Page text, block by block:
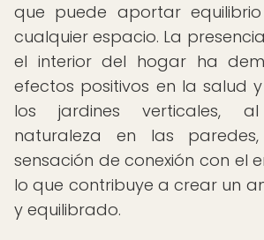
que puede aportar
cualquier espacio. La
el interior del hogar ha
efectos positivos en la salud
los jardines verticales,
naturaleza en las
sensación de conexión con el
lo que contribuye a crear un
y equilibrado.